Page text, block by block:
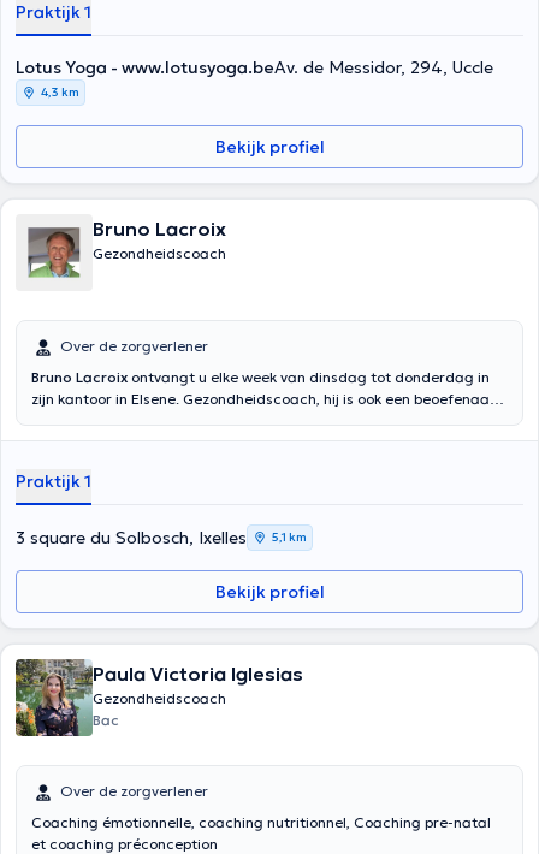
Praktijk 1
Lotus Yoga - www.lotusyoga.beAv. de Messidor, 294, Uccle
4,3 km
Bekijk profiel
Bruno Lacroix
Gezondheidscoach
Over de zorgverlener
Bruno Lacroix ontvangt u elke week van dinsdag tot donderdag in
zijn kantoor in Elsene. Gezondheidscoach, hij is ook een beoefenaar
Praktijk 1
3 square du Solbosch, Ixelles 5,1 km
Bekijk profiel
Paula Victoria Iglesias
Gezondheidscoach
Bac
Over de zorgverlener
Coaching émotionnelle, coaching nutritionnel, Coaching pre-natal
et coaching préconception